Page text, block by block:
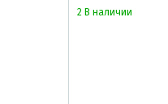
2 В наличии